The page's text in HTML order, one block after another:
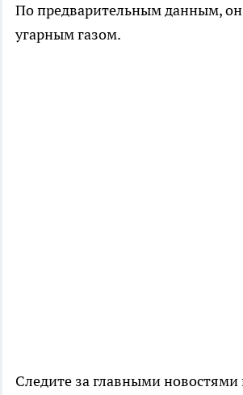
По предварительным данным, он
угарным газом.
Следите за главными новостями